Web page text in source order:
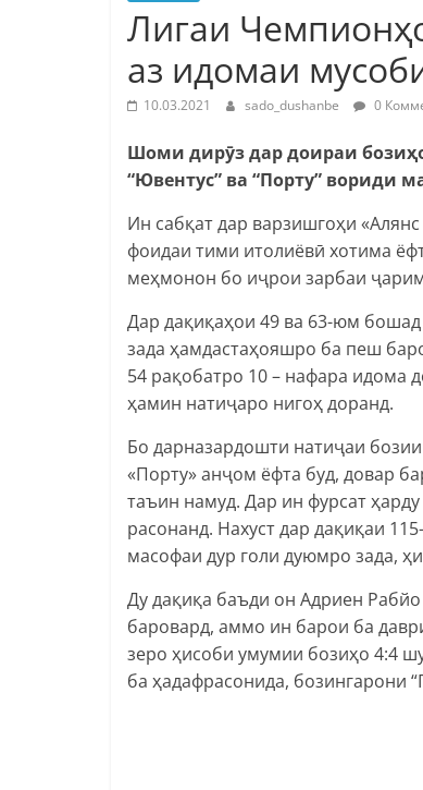
Лигаи
аз идомаи
10.03.2021 sado_dushanbe 0
Шоми дирӯз дар доираи
“Ювентус” ва “Порту” вориди
Ин сабқат дар варзишгоҳи
фоидаи тими итолиёвӣ хотима
меҳмонон бо иҷрои зарбаи
Дар дақиқаҳои 49 ва 63-юм
зада ҳамдастаҳояшро ба пеш
54 рақобатро 10 – нафара идома
ҳамин натиҷаро нигоҳ доранд.
Бо дарназардошти натиҷаи
«Порту» анҷом ёфта буд, довар
таъин намуд. Дар ин фурсат
расонанд. Нахуст дар дақиқаи
масофаи дур голи дуюмро зада,
Ду дақиқа баъди он Адриен
баровард, аммо ин барои ба
зеро ҳисоби умумии бозиҳо 4:4
ба ҳадафрасонида, бозингарони